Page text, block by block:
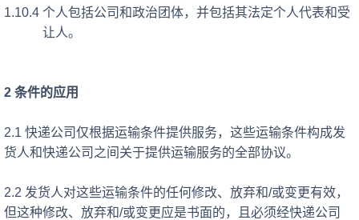
1.10.4 个人包括公司和政治团体，并包括其法定个人代表和受
让人。
2 条件的应用
2.1 快递公司仅根据运输条件提供服务，这些运输条件构成发
货人和快递公司之间关于提供运输服务的全部协议。
2.2 发货人对这些运输条件的任何修改、放弃和/或变更有效，
但这种修改、放弃和/或变更应是书面的，且必须经快递公司